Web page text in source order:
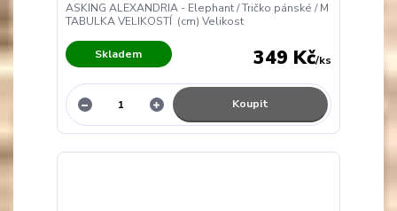
ASKING ALEXANDRIA - Elephant / Tričko pánské / M
TABULKA VELIKOSTÍ (cm) Velikost
349 Kč/ks
Skladem
Koupit